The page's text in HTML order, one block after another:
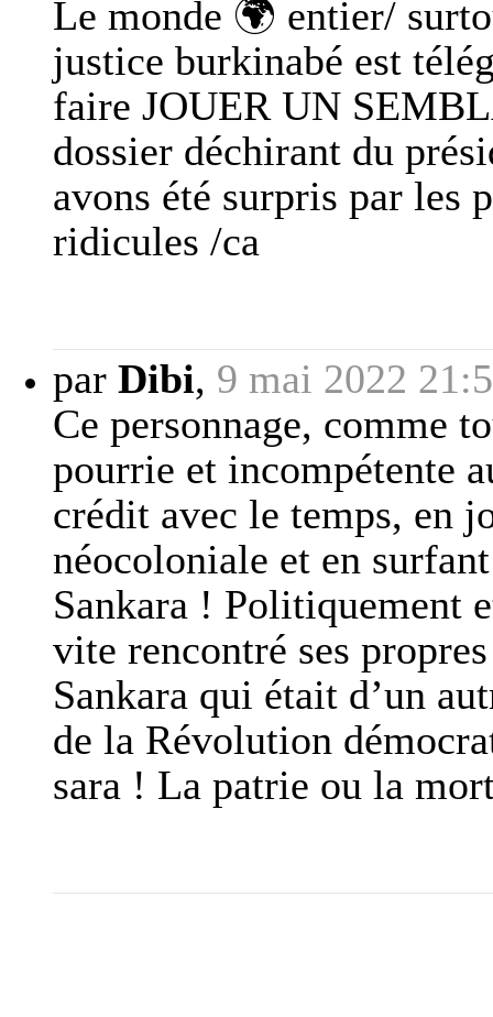
Le monde 🌍 entier/
justice burkinabé est
faire JOUER UN
dossier déchirant du
avons été surpris par les
ridicules /ca
par Dibi, 9 mai 2022
Ce personnage, comme
pourrie et incompétente
crédit avec le temps, en
néocoloniale et en
Sankara ! Politiquement
vite rencontré ses
Sankara qui était d’un
de la Révolution
sara ! La patrie ou la